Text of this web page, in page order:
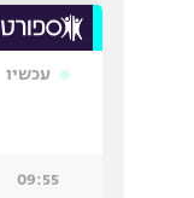
עכשיו
09:55